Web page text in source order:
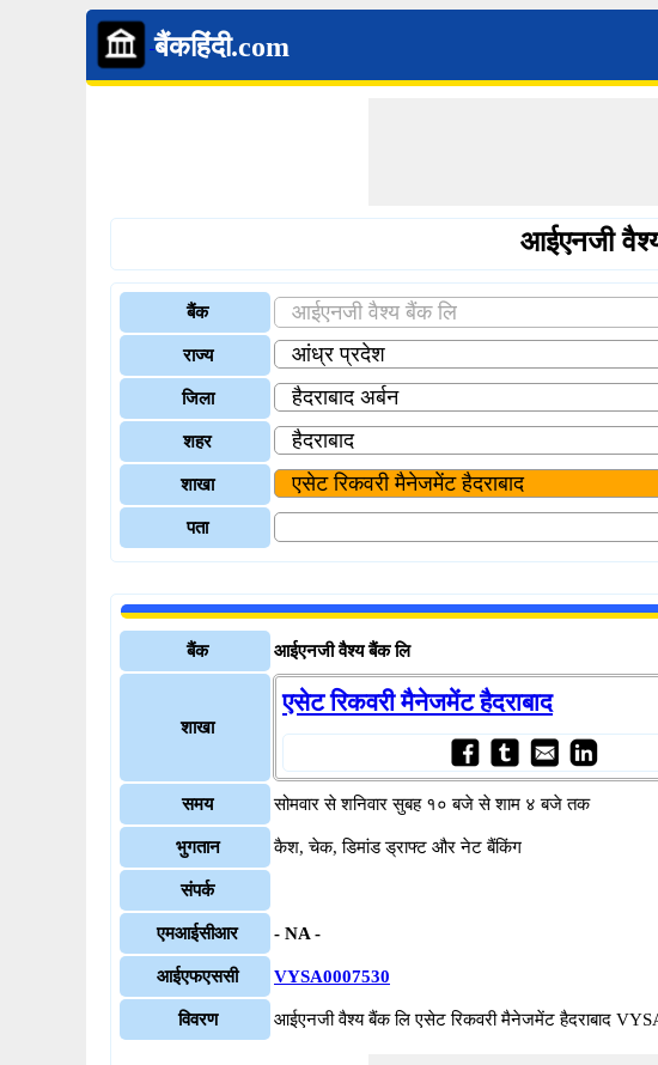
बैंकहिंदी.com
आईएनजी
बैंक
राज्य
जिला
शहर
शाखा
पता
बैंक आईएनजी वैश्य बैंक लि
शाखा
एसेट रिकवरी मैनेजमेंट हैदराबाद
समय सोमवार से शनिवार सुबह १० बजे से शाम ४ बजे तक
भुगतान कैश, चेक, डिमांड ड्राफ्ट और नेट बैंकिंग
संपर्क
एमआईसीआर - NA -
आईएफएससी VYSA0007530
विवरण आईएनजी वैश्य बैंक लि एसेट रिकवरी मैनेजमेंट हैदराबाद